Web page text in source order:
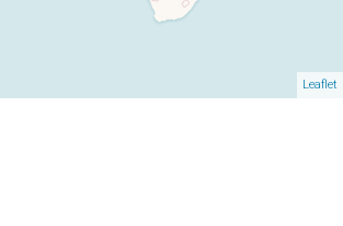
Leaflet